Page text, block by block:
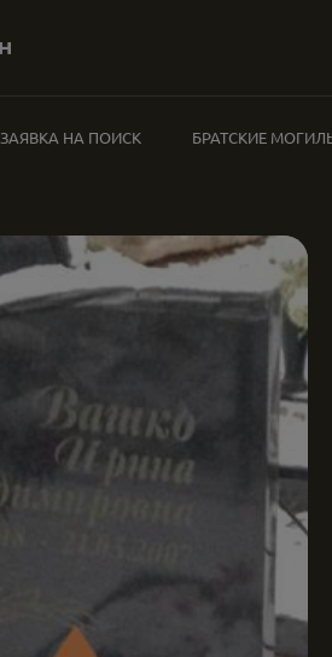
ЗАЯВКА НА ПОИСК БРАТСКИЕ